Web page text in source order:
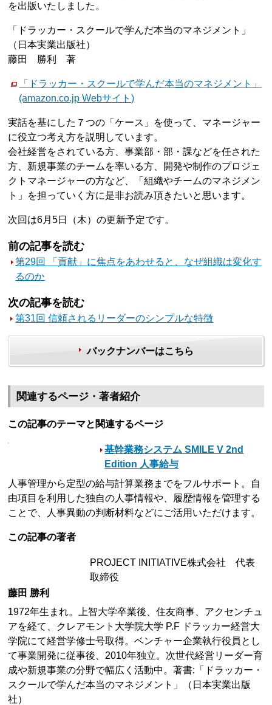
を出版いたしました。
「ドラッカー・スクールで学んだ本当のマネジメント」
（日本実業出版社）
藤田 勝利 著
「ドラッカー・スクールで学んだ本当のマネジメント」
(amazon.co.jp Webサイト)
実話を基にした７つの「ケース」を使って、マネージャー
に役立つ考え方を説明しています。
会社経営をされている方、事業部・部・課などを任された
方、新規事業のチームを率いる方、開発や制作のプロジェ
クトマネージャーの方など、「組織やチームのマネジメン
ト」を担っていく方に是非お読み頂きたいと思います。
次回は6月5日（木）の更新予定です。
前の記事を読む
第29回 「貢献」に焦点をあわせると、なぜ組織は変化す
るのか
次の記事を読む
第31回 信頼されるリーダーのシンプルな特徴
バックナンバーはこちら
関連するページ・著者紹介
この記事のテーマと関連するページ
基幹業務システム SMILE V 2nd
Edition 人事給与
人事管理から定型の給与計算業務までをフルサポート。自
由項目を利用した独自の人事情報や、履歴情報を管理する
ことで、人事異動の判断材料などにご活用いただけます。
この記事の著者
PROJECT INITIATIVE株式会社 代表
取締役
藤田 勝利
1972年生まれ。上智大学卒業後、住友商事、アクセンチュ
アを経て、クレアモント大学院大学 P.F ドラッカー経営大
学院にて経営学修士号取得。ベンチャー企業執行役員とし
て事業開発に従事後、2010年独立。次世代経営リーダー育
成や新規事業の分野で幅広く活動中。著書:「ドラッカー・
スクールで学んだ本当のマネジメント」（日本実業出版
社）